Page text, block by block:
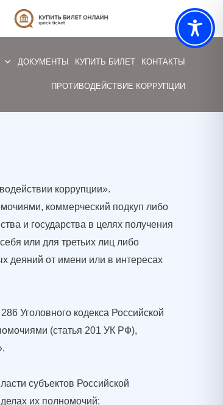
ДОКУМЕНТЫ КУПИТЬ БИЛЕТ КОНТАКТЫ
ПРОТИВОДЕЙСТВИЕ КОРРУПЦИИ
коррупции».
коммерческий подкуп либо
и государства в целях получения
или для третьих лиц либо
деяний от имени или в интересах
Уголовного кодекса Российской
(статья 201 УК РФ),
субъектов Российской
их полномочий: